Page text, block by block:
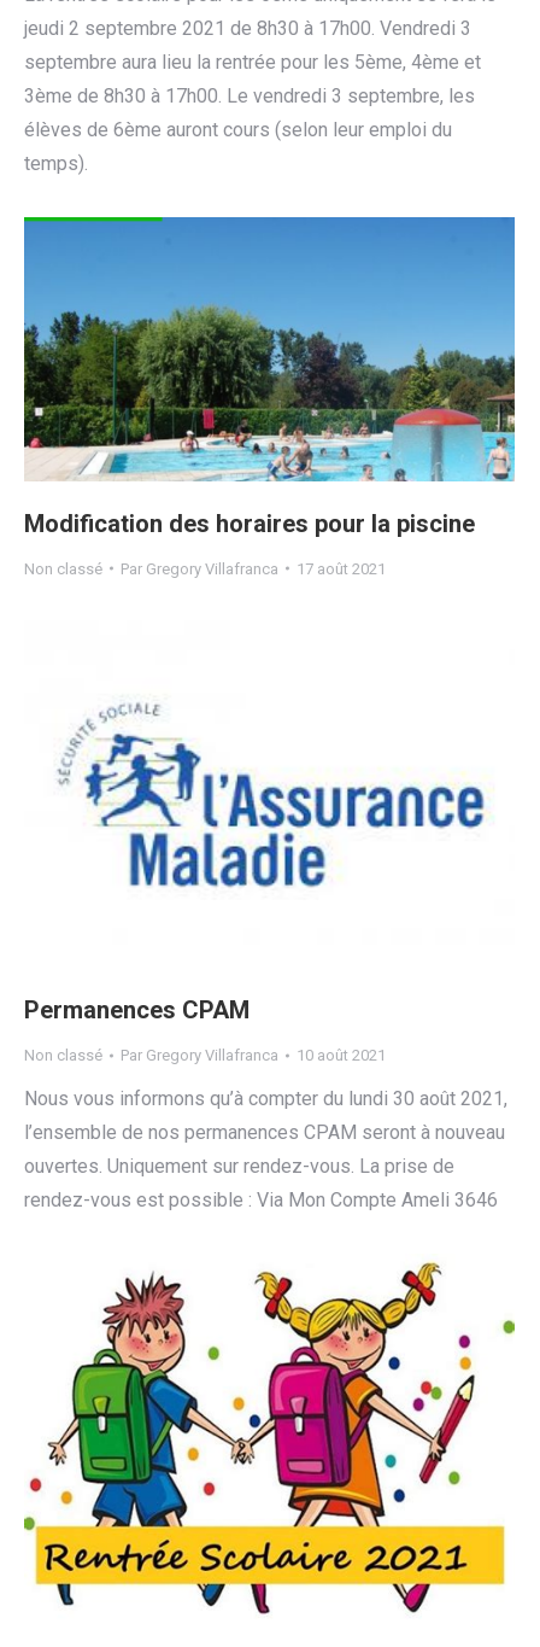
jeudi 2 septembre 2021 de 8h30 à 17h00. Vendredi 3
septembre aura lieu la rentrée pour les 5ème, 4ème et
3ème de 8h30 à 17h00. Le vendredi 3 septembre, les
élèves de 6ème auront cours (selon leur emploi du
temps).
Modification des horaires pour la piscine
Non classé Par Gregory Villafranca 17 août 2021
Permanences CPAM
Non classé Par Gregory Villafranca 10 août 2021
Nous vous informons qu’à compter du lundi 30 août 2021,
l’ensemble de nos permanences CPAM seront à nouveau
ouvertes. Uniquement sur rendez-vous. La prise de
rendez-vous est possible : Via Mon Compte Ameli 3646